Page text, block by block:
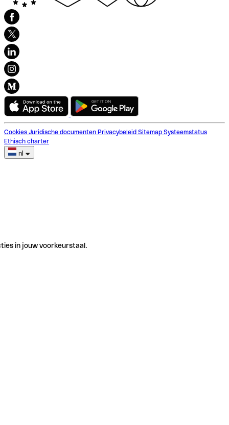
Cookies Juridische documenten Privacybeleid Sitemap Systeemstatus
Ethisch charter
nl
in jouw voorkeurstaal.